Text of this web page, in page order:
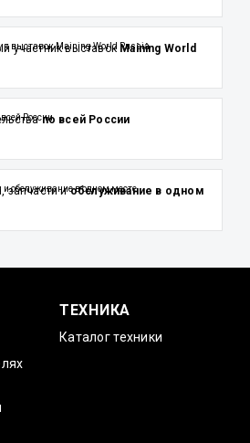
участник выставок Maining World
по всей России
запчасти иобслуживание в одном
ТЕХНИКА
Каталог техники